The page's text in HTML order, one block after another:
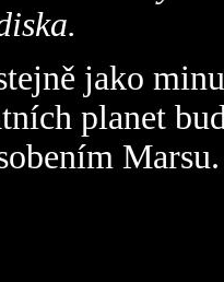
jako
planet
Marsu.